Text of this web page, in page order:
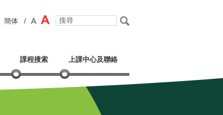
簡体 /
課程搜索 上課中心及聯絡